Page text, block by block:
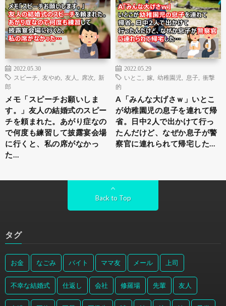
2022.05.30
スピーチ
友やめ 友人 席次
新
郎
メモ「スピーチお願いしま
す。」友人の結婚式のスピー
チを頼まれた。あがり症なの
で何度も練習して披露宴会場
に行くと、私の席がなかっ
た…
2022.05.29
いとこ
嫁 幼稚園児 息子
衝撃
的
A「みんな大げさｗ」いとこ
が幼稚園児の息子を連れて帰
省。日中2人で出かけて行っ
たんだけど、なぜか息子が警
察官に連れられて帰宅した…
Back to Top
タグ
お金 なごみ バイト ママ友 メール 上司
不幸な結婚式 仕返し 会社 修羅場 先輩 友人